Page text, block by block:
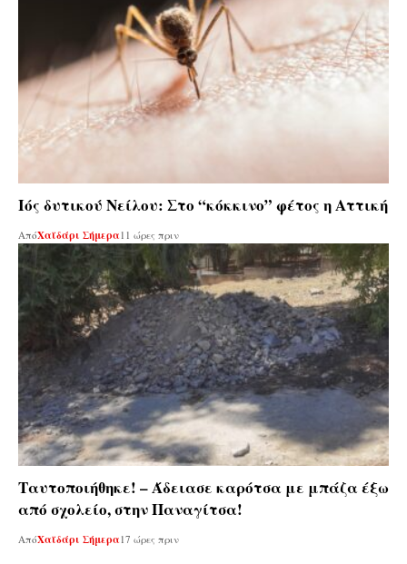
Ιός δυτικού Νείλου: Στο “κόκκινο” φέτος η Αττική
ΑπόΧαϊδάρι Σήμερα11 ώρες πριν
Ταυτοποιήθηκε! – Άδειασε καρότσα με μπάζα έξω
από σχολείο, στην Παναγίτσα!
ΑπόΧαϊδάρι Σήμερα17 ώρες πριν